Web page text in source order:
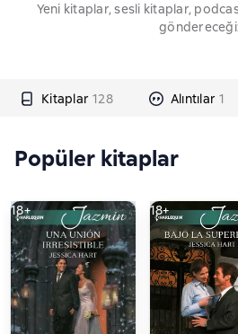
Yeni kitaplar, sesli kitaplar,
Kitaplar 128 Alıntılar 1
Popüler kitaplar
18+ 18+